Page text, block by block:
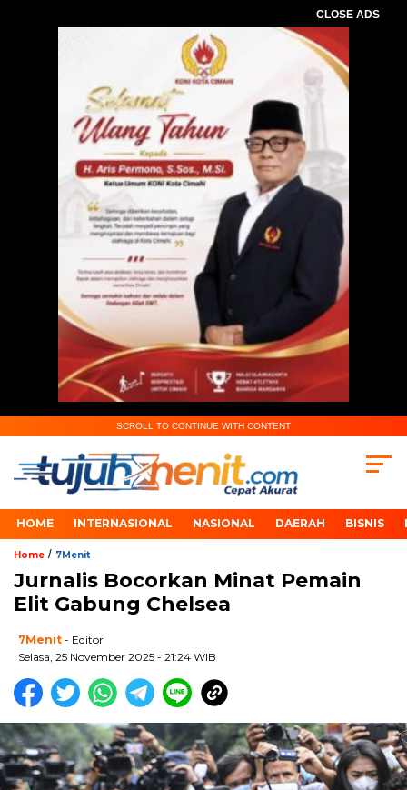
CLOSE ADS
SCROLL TO CONTINUE WITH CONTENT
HOME INTERNASIONAL NASIONAL DAERAH BISNIS
Home / 7Menit
Jurnalis Bocorkan Minat Pemain
Elit Gabung Chelsea
7Menit - Editor
Selasa, 25 November 2025 - 21:24 WIB